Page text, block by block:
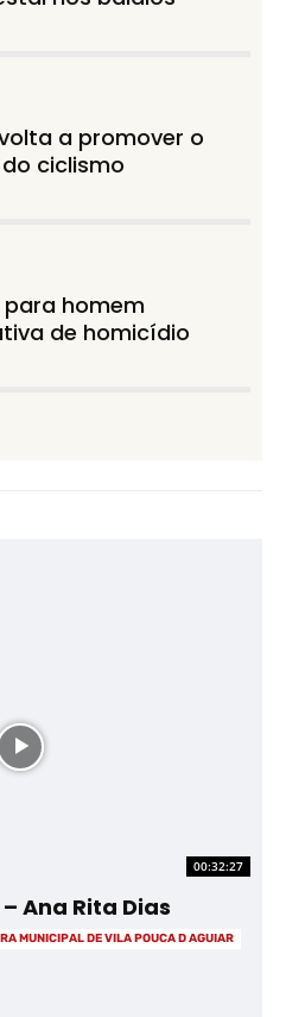
a promover o
ciclismo
homem
de homicídio
00:32:27
Ana Rita Dias
MUNICIPAL DE VILA POUCA D AGUIAR